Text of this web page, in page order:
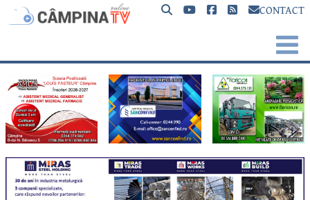
CONTACT